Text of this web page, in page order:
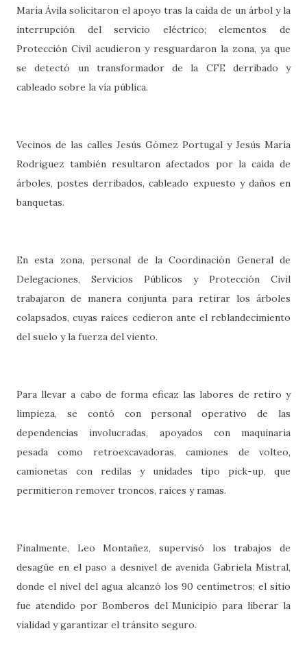
María Ávila solicitaron el apoyo tras la caída de un árbol y la
interrupción del servicio eléctrico; elementos de
Protección Civil acudieron y resguardaron la zona, ya que
se detectó un transformador de la CFE derribado y
cableado sobre la vía pública.
Vecinos de las calles Jesús Gómez Portugal y Jesús María
Rodríguez también resultaron afectados por la caída de
árboles, postes derribados, cableado expuesto y daños en
banquetas.
En esta zona, personal de la Coordinación General de
Delegaciones, Servicios Públicos y Protección Civil
trabajaron de manera conjunta para retirar los árboles
colapsados, cuyas raíces cedieron ante el reblandecimiento
del suelo y la fuerza del viento.
Para llevar a cabo de forma eficaz las labores de retiro y
limpieza, se contó con personal operativo de las
dependencias involucradas, apoyados con maquinaria
pesada como retroexcavadoras, camiones de volteo,
camionetas con redilas y unidades tipo pick-up, que
permitieron remover troncos, raíces y ramas.
Finalmente, Leo Montañez, supervisó los trabajos de
desagüe en el paso a desnivel de avenida Gabriela Mistral,
donde el nivel del agua alcanzó los 90 centímetros; el sitio
fue atendido por Bomberos del Municipio para liberar la
vialidad y garantizar el tránsito seguro.